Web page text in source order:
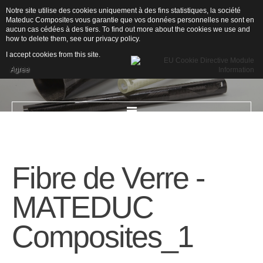
L'ENTREPRISE
Qui sommes-nous ?
Secteurs d'activités
Drones
Nautisme
Fibre de Verre -
MATEDUC
Composites_1
Notre site utilise des cookies uniquement à des fins statistiques, la société
Mateduc Composites vous garantie que vos données personnelles ne sont en
aucun cas cédées à des tiers. To find out more about the cookies we use and
how to delete them, see our privacy policy.
I accept cookies from this site.
Agree